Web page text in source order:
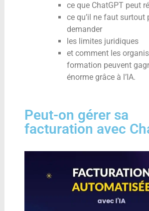
ce que ChatGPT peut
ce qu’il ne faut surtout
demander
les limites juridiques
et comment les
formation peuvent
énorme grâce à l’IA.
Peut-on gérer sa
facturation avec